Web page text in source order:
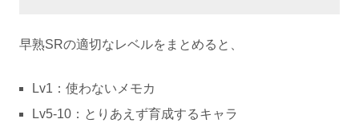
早熟SRの適切なレベルをまとめると、
Lv1：使わないメモカ
Lv5-10：とりあえず育成するキャラ